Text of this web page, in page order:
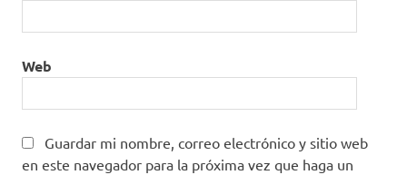
Web
Guardar mi nombre, correo electrónico y sitio web
en este navegador para la próxima vez que haga un